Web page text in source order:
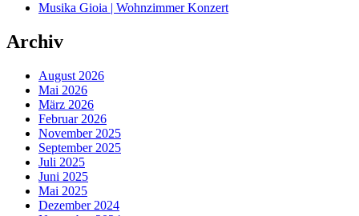
Musika Gioia | Wohnzimmer Konzert
Archiv
August 2026
Mai 2026
März 2026
Februar 2026
November 2025
September 2025
Juli 2025
Juni 2025
Mai 2025
Dezember 2024